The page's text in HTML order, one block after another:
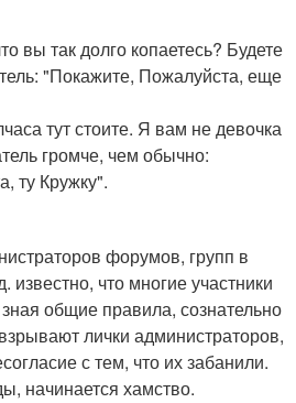
вы так долго копаетесь? Будете
"Покажите, Пожалуйста, еще
тут стоите. Я вам не девочка
громче, чем обычно:
ту Кружку".
форумов, групп в
известно, что многие участники
общие правила, сознательно
лички администраторов,
с тем, что их забанили.
начинается хамство.